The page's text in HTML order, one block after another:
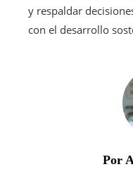
y respaldar
con el desarrollo
Por